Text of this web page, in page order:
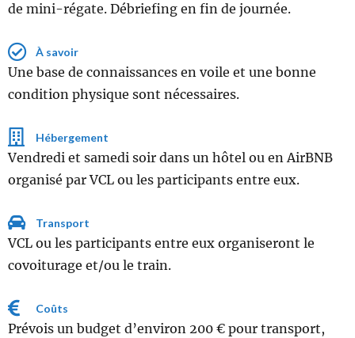
de mini-régate. Débriefing en fin de journée.
À savoir
Une base de connaissances en voile et une bonne
condition physique sont nécessaires.
Hébergement
Vendredi et samedi soir dans un hôtel ou en AirBNB
organisé par VCL ou les participants entre eux.
Transport
VCL ou les participants entre eux organiseront le
covoiturage et/ou le train.
Coûts
Prévois un budget d’environ 200 € pour transport,